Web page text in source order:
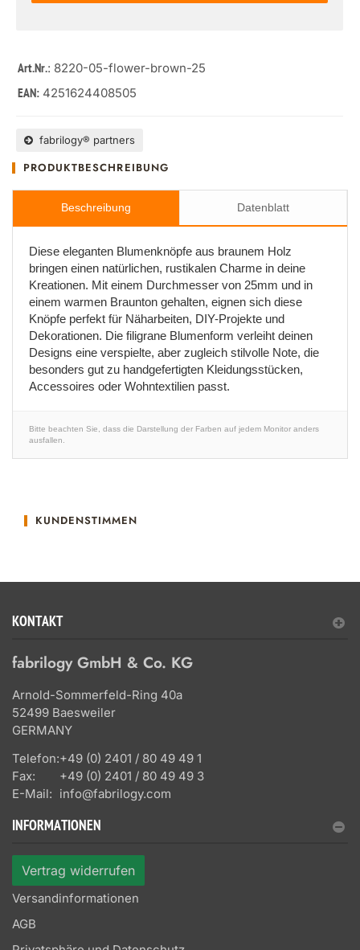
Art.Nr.: 8220-05-flower-brown-25
EAN: 4251624408505
fabrilogy® partners
PRODUKTBESCHREIBUNG
Beschreibung Datenblatt
Diese eleganten Blumenknöpfe aus braunem Holz
bringen einen natürlichen, rustikalen Charme in deine
Kreationen. Mit einem Durchmesser von 25mm und in
einem warmen Braunton gehalten, eignen sich diese
Knöpfe perfekt für Näharbeiten, DIY-Projekte und
Dekorationen. Die filigrane Blumenform verleiht deinen
Designs eine verspielte, aber zugleich stilvolle Note, die
besonders gut zu handgefertigten Kleidungsstücken,
Accessoires oder Wohntextilien passt.
Bitte beachten Sie, dass die Darstellung der Farben auf jedem Monitor anders
ausfallen.
KUNDENSTIMMEN
KONTAKT
fabrilogy GmbH & Co. KG
Arnold-Sommerfeld-Ring 40a
52499 Baesweiler
GERMANY
Telefon:+49 (0) 2401 / 80 49 49 1
Fax:
+49 (0) 2401 / 80 49 49 3
E-Mail: info@fabrilogy.com
INFORMATIONEN
Vertrag widerrufen
Versandinformationen
AGB